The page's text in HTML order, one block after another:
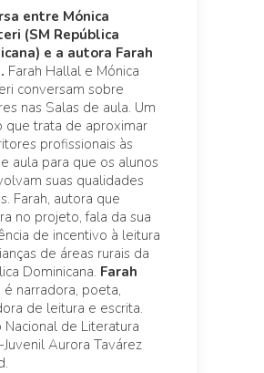
entre Mónica
(SM República
e a autora Farah
Farah Hallal e Mónica
conversam sobre
nas Salas de aula. Um
que trata de aproximar
profissionais às
aula para que os alunos
suas qualidades
Farah, autora que
no projeto, fala da sua
de incentivo à leitura
de áreas rurais da
Dominicana. Farah
é narradora, poeta,
de leitura e escrita.
Nacional de Literatura
Juvenil Aurora Tavárez